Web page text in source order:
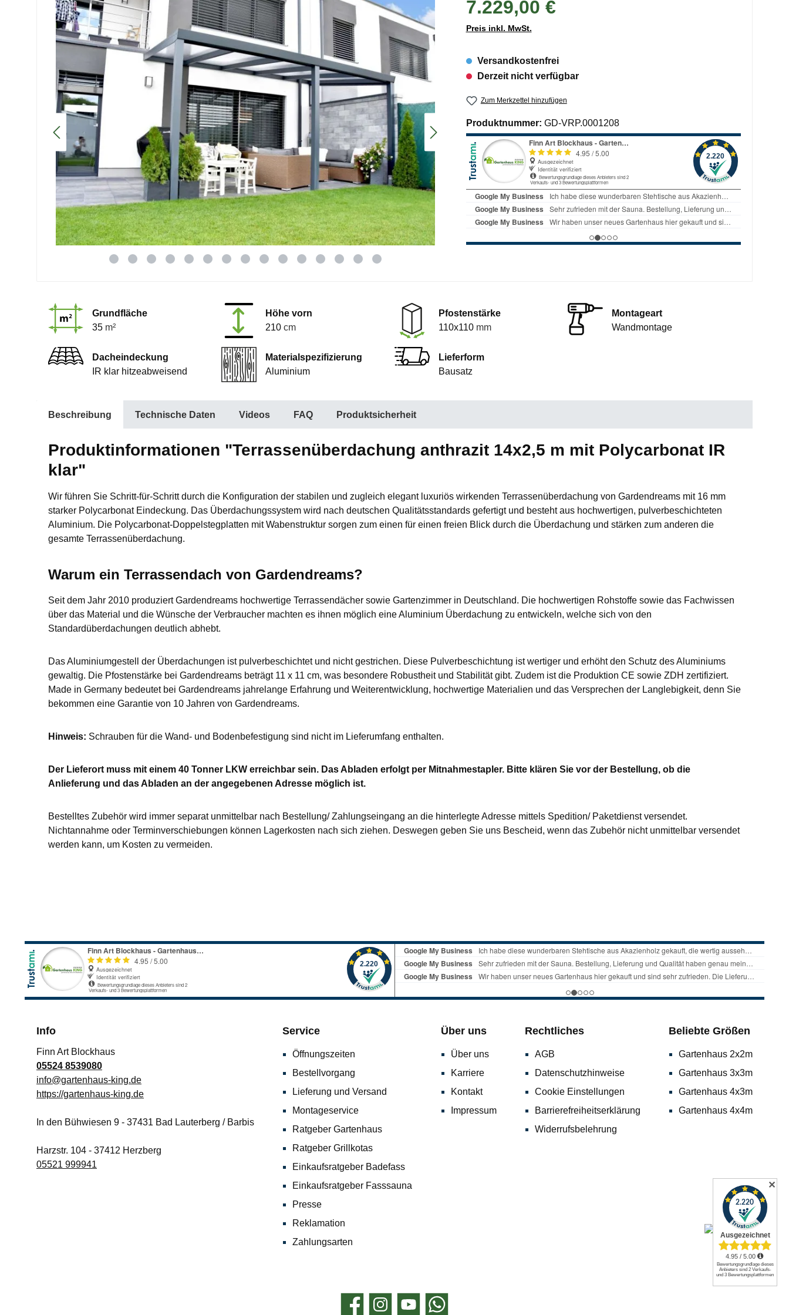
7.229,00 €
Preis inkl. MwSt.
Versandkostenfrei
Derzeit nicht verfügbar
Zum Merkzettel hinzufügen
Produktnummer: GD-VRP.0001208
Grundfläche
35 m²
Höhe vorn
210 cm
Pfostenstärke
110x110 mm
Montageart
Wandmontage
Dacheindeckung
IR klar hitzeabweisend
Materialspezifizierung
Aluminium
Lieferform
Bausatz
Beschreibung Technische Daten Videos FAQ Produktsicherheit
Produktinformationen "Terrassenüberdachung anthrazit 14x2,5 m mit Polycarbonat IR
klar"
Wir führen Sie Schritt-für-Schritt durch die Konfiguration der stabilen und zugleich elegant luxuriös wirkenden Terrassenüberdachung von Gardendreams mit 16 mm
starker Polycarbonat Eindeckung. Das Überdachungssystem wird nach deutschen Qualitätsstandards gefertigt und besteht aus hochwertigen, pulverbeschichteten
Aluminium. Die Polycarbonat-Doppelstegplatten mit Wabenstruktur sorgen zum einen für einen freien Blick durch die Überdachung und stärken zum anderen die
gesamte Terrassenüberdachung.
Warum ein Terrassendach von Gardendreams?
Seit dem Jahr 2010 produziert Gardendreams hochwertige Terrassendächer sowie Gartenzimmer in Deutschland. Die hochwertigen Rohstoffe sowie das Fachwissen
über das Material und die Wünsche der Verbraucher machten es ihnen möglich eine Aluminium Überdachung zu entwickeln, welche sich von den
Standardüberdachungen deutlich abhebt.
Das Aluminiumgestell der Überdachungen ist pulverbeschichtet und nicht gestrichen. Diese Pulverbeschichtung ist wertiger und erhöht den Schutz des Aluminiums
gewaltig. Die Pfostenstärke bei Gardendreams beträgt 11 x 11 cm, was besondere Robustheit und Stabilität gibt. Zudem ist die Produktion CE sowie ZDH zertifiziert.
Made in Germany bedeutet bei Gardendreams jahrelange Erfahrung und Weiterentwicklung, hochwertige Materialien und das Versprechen der Langlebigkeit, denn Sie
bekommen eine Garantie von 10 Jahren von Gardendreams.
Hinweis: Schrauben für die Wand- und Bodenbefestigung sind nicht im Lieferumfang enthalten.
Der Lieferort muss mit einem 40 Tonner LKW erreichbar sein. Das Abladen erfolgt per Mitnahmestapler. Bitte klären Sie vor der Bestellung, ob die
Anlieferung und das Abladen an der angegebenen Adresse möglich ist.
Bestelltes Zubehör wird immer separat unmittelbar nach Bestellung/ Zahlungseingang an die hinterlegte Adresse mittels Spedition/ Paketdienst versendet.
Nichtannahme oder Terminverschiebungen können Lagerkosten nach sich ziehen. Deswegen geben Sie uns Bescheid, wenn das Zubehör nicht unmittelbar versendet
werden kann, um Kosten zu vermeiden.
Info
Finn Art Blockhaus
05524 8539080
info@gartenhaus-king.de
https://gartenhaus-king.de
In den Bühwiesen 9 - 37431 Bad Lauterberg / Barbis
Harzstr. 104 - 37412 Herzberg
05521 999941
Service
Öffnungszeiten
Bestellvorgang
Lieferung und Versand
Montageservice
Ratgeber Gartenhaus
Ratgeber Grillkotas
Einkaufsratgeber Badefass
Einkaufsratgeber Fasssauna
Presse
Reklamation
Zahlungsarten
Über uns
Über uns
Karriere
Kontakt
Impressum
Rechtliches
AGB
Datenschutzhinweise
Cookie Einstellungen
Barrierefreiheitserklärung
Widerrufsbelehrung
Beliebte Größen
Gartenhaus 2x2m
Gartenhaus 3x3m
Gartenhaus 4x3m
Gartenhaus 4x4m
FacebookInstagramYouTube WhatsApp
✕